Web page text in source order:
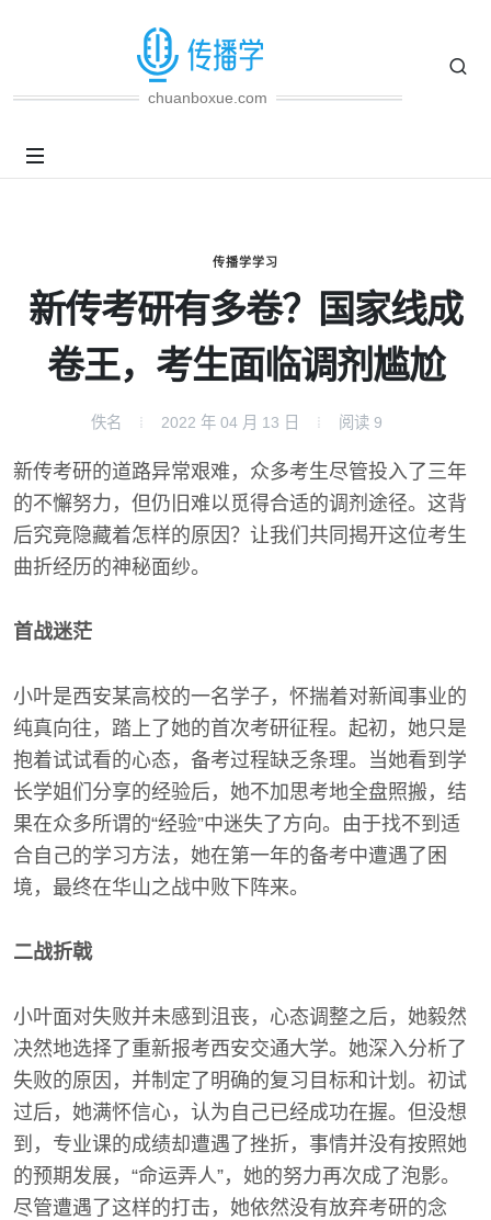
chuanboxue.com
传播学学习
新传考研有多卷？国家线成
卷王，考生面临调剂尴尬
佚名 2022 年 04 月 13 日 阅读 9
新传考研的道路异常艰难，众多考生尽管投入了三年
的不懈努力，但仍旧难以觅得合适的调剂途径。这背
后究竟隐藏着怎样的原因？让我们共同揭开这位考生
曲折经历的神秘面纱。
首战迷茫
小叶是西安某高校的一名学子，怀揣着对新闻事业的
纯真向往，踏上了她的首次考研征程。起初，她只是
抱着试试看的心态，备考过程缺乏条理。当她看到学
长学姐们分享的经验后，她不加思考地全盘照搬，结
果在众多所谓的“经验”中迷失了方向。由于找不到适
合自己的学习方法，她在第一年的备考中遭遇了困
境，最终在华山之战中败下阵来。
二战折戟
小叶面对失败并未感到沮丧，心态调整之后，她毅然
决然地选择了重新报考西安交通大学。她深入分析了
失败的原因，并制定了明确的复习目标和计划。初试
过后，她满怀信心，认为自己已经成功在握。但没想
到，专业课的成绩却遭遇了挫折，事情并没有按照她
的预期发展，“命运弄人”，她的努力再次成了泡影。
尽管遭遇了这样的打击，她依然没有放弃考研的念